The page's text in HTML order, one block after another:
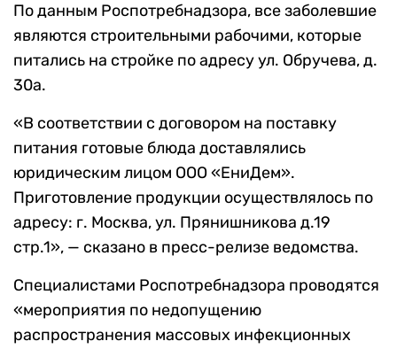
По данным Роспотребнадзора, все заболевшие
являются строительными рабочими, которые
питались на стройке по адресу ул. Обручева, д.
30а.
«В соответствии с договором на поставку
питания готовые блюда доставлялись
юридическим лицом ООО «ЕниДем».
Приготовление продукции осуществлялось по
адресу: г. Москва, ул. Прянишникова д.19
стр.1», — сказано в пресс-релизе ведомства.
Специалистами Роспотребнадзора проводятся
«мероприятия по недопущению
распространения массовых инфекционных